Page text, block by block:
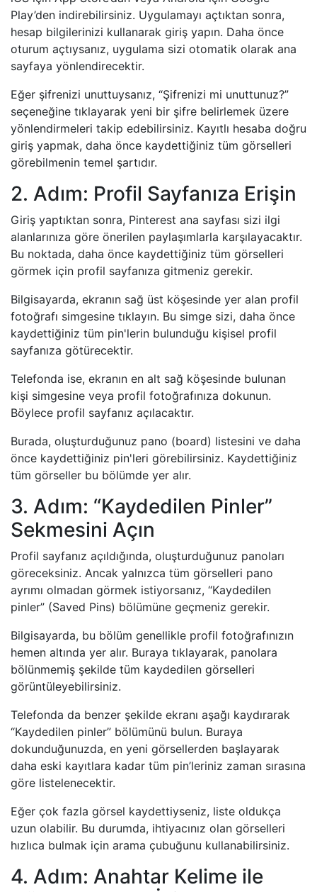
Play’den indirebilirsiniz. Uygulamayı açtıktan sonra,
hesap bilgilerinizi kullanarak giriş yapın. Daha önce
oturum açtıysanız, uygulama sizi otomatik olarak ana
sayfaya yönlendirecektir.
Eğer şifrenizi unuttuysanız, “Şifrenizi mi unuttunuz?”
seçeneğine tıklayarak yeni bir şifre belirlemek üzere
yönlendirmeleri takip edebilirsiniz. Kayıtlı hesaba doğru
giriş yapmak, daha önce kaydettiğiniz tüm görselleri
görebilmenin temel şartıdır.
2. Adım: Profil Sayfanıza Erişin
Giriş yaptıktan sonra, Pinterest ana sayfası sizi ilgi
alanlarınıza göre önerilen paylaşımlarla karşılayacaktır.
Bu noktada, daha önce kaydettiğiniz tüm görselleri
görmek için profil sayfanıza gitmeniz gerekir.
Bilgisayarda, ekranın sağ üst köşesinde yer alan profil
fotoğrafı simgesine tıklayın. Bu simge sizi, daha önce
kaydettiğiniz tüm pin'lerin bulunduğu kişisel profil
sayfanıza götürecektir.
Telefonda ise, ekranın en alt sağ köşesinde bulunan
kişi simgesine veya profil fotoğrafınıza dokunun.
Böylece profil sayfanız açılacaktır.
Burada, oluşturduğunuz pano (board) listesini ve daha
önce kaydettiğiniz pin'leri görebilirsiniz. Kaydettiğiniz
tüm görseller bu bölümde yer alır.
3. Adım: “Kaydedilen Pinler”
Sekmesini Açın
Profil sayfanız açıldığında, oluşturduğunuz panoları
göreceksiniz. Ancak yalnızca tüm görselleri pano
ayrımı olmadan görmek istiyorsanız, “Kaydedilen
pinler” (Saved Pins) bölümüne geçmeniz gerekir.
Bilgisayarda, bu bölüm genellikle profil fotoğrafınızın
hemen altında yer alır. Buraya tıklayarak, panolara
bölünmemiş şekilde tüm kaydedilen görselleri
görüntüleyebilirsiniz.
Telefonda da benzer şekilde ekranı aşağı kaydırarak
“Kaydedilen pinler” bölümünü bulun. Buraya
dokunduğunuzda, en yeni görsellerden başlayarak
daha eski kayıtlara kadar tüm pin’leriniz zaman sırasına
göre listelenecektir.
Eğer çok fazla görsel kaydettiyseniz, liste oldukça
uzun olabilir. Bu durumda, ihtiyacınız olan görselleri
hızlıca bulmak için arama çubuğunu kullanabilirsiniz.
4. Adım: Anahtar Kelime ile